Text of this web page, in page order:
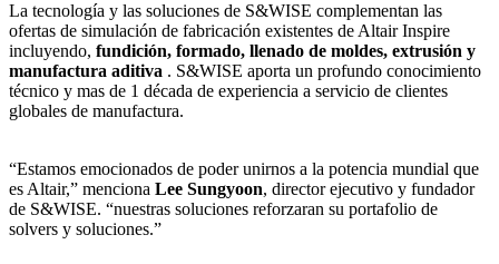
La tecnología y las soluciones de S&WISE complementan las
ofertas de simulación de fabricación existentes de Altair Inspire
incluyendo, fundición, formado, llenado de moldes, extrusión y
manufactura aditiva . S&WISE aporta un profundo conocimiento
técnico y mas de 1 década de experiencia a servicio de clientes
globales de manufactura.
“Estamos emocionados de poder unirnos a la potencia mundial que
es Altair,” menciona Lee Sungyoon, director ejecutivo y fundador
de S&WISE. “nuestras soluciones reforzaran su portafolio de
solvers y soluciones.”